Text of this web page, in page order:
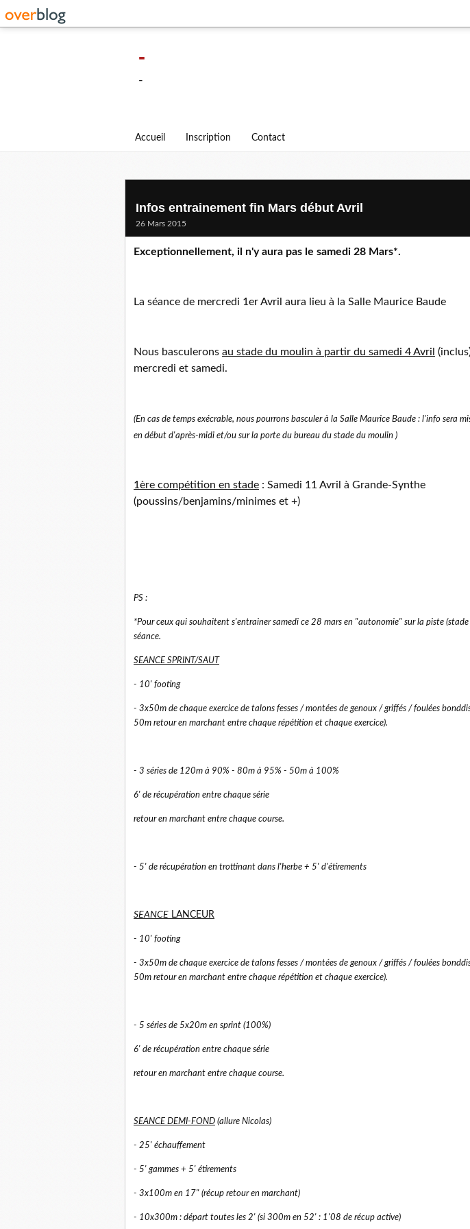
-
-
Accueil Inscription Contact
Infos entrainement fin Mars début Avril
26 Mars 2015
Exceptionnellement, il n'y aura pas le samedi 28 Mars*.
La séance de mercredi 1er Avril aura lieu à la Salle Maurice Baude
Nous basculerons au stade du moulin à partir du samedi 4 Avril
mercredi et samedi.
(En cas de temps exécrable, nous pourrons basculer à la Salle Maurice Baude : l'info sera
en début d'après-midi et/ou sur la porte du bureau du stade du moulin )
1ère compétition en stade : Samedi 11 Avril à Grande-Synthe
(poussins/benjamins/minimes et +)
PS :
*Pour ceux qui souhaitent s'entrainer samedi ce 28 mars en "autonomie" sur la piste
séance.
SEANCE SPRINT/SAUT
- 10' footing
- 3x50m de chaque exercice de talons fesses / montées de genoux / griffés / foulées
50m retour en marchant entre chaque répétition et chaque exercice).
- 3 séries de 120m à 90% - 80m à 95% - 50m à 100%
6' de récupération entre chaque série
retour en marchant entre chaque course.
- 5' de récupération en trottinant dans l'herbe + 5' d'étirements
SEANCE LANCEUR
- 10' footing
- 3x50m de chaque exercice de talons fesses / montées de genoux / griffés / foulées
50m retour en marchant entre chaque répétition et chaque exercice).
- 5 séries de 5x20m en sprint (100%)
6' de récupération entre chaque série
retour en marchant entre chaque course.
SEANCE DEMI-FOND (allure Nicolas)
- 25' échauffement
- 5' gammes + 5' étirements
- 3x100m en 17" (récup retour en marchant)
- 10x300m : départ toutes les 2' (si 300m en 52' : 1'08 de récup active)